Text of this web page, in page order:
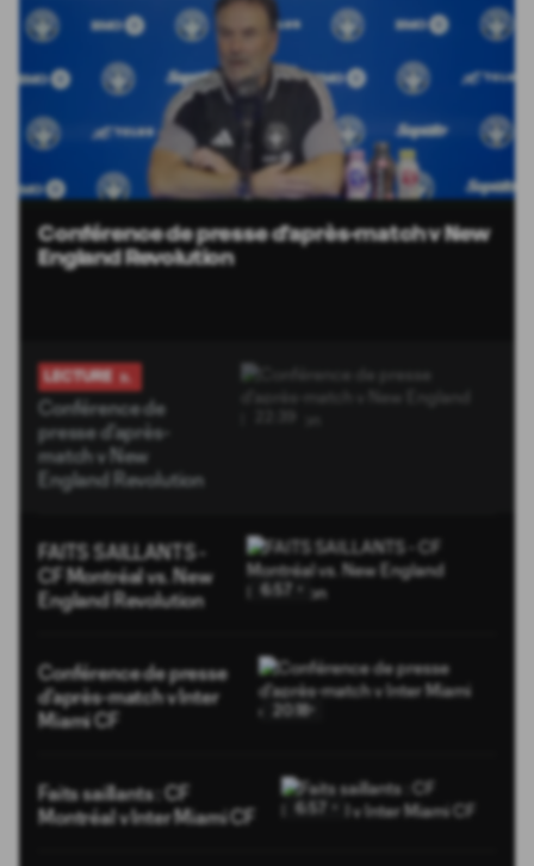
Loaded
3.67%
Conférence de presse d'après-match v New
England Revolution
LECTURE
Conférence de
presse d'après-
match v New
England Revolution
FAITS SAILLANTS -
CF Montréal vs. New
England Revolution
6:57
Conférence de presse
d'après-match v Inter
Miami CF
20:18
Faits saillants : CF
Montréal v Inter Miami CF
6:57